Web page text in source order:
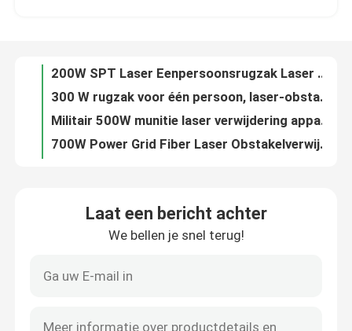
Over ons
Fabrieksrondleiding
Neem contact met ons op
Een offerte aanvragen
Groene fiberlaser
1000W Power Grid Laser Obstakelverwijderaar 1080nm
2000 W Handheld Laser Lasmachine Interne Circulatie draagbare laser lasmachine
1000 W Handheld Laser Lasmachine 3.5KW modulatie modus draagbare laser lasser
1500W lightweld 1500 laserlasser handheld laserlassysteem
Laat een bericht achter
We bellen je snel terug!